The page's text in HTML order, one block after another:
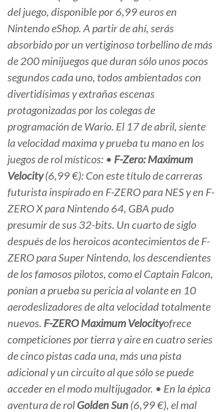
del juego, disponible por 6,99 euros en
Nintendo eShop. A partir de ahí, serás
absorbido por un vertiginoso torbellino de más
de 200 minijuegos que duran sólo unos pocos
segundos cada uno, todos ambientados con
divertidísimas y extrañas escenas
protagonizadas por los colegas de
programación de Wario. El 17 de abril, siente
la velocidad maxima y prueba tu mano en los
juegos de rol místicos: • F-Zero: Maximum
Velocity(6,99 €): Con este título de carreras
futurista inspirado en F-ZERO para NES y en F-
ZERO X para Nintendo 64, GBA pudo
presumir de sus 32-bits. Un cuarto de siglo
después de los heroicos acontecimientos de F-
ZERO para Super Nintendo, los descendientes
de los famosos pilotos, como el Captain Falcon,
ponían a prueba su pericia al volante en 10
aerodeslizadores de alta velocidad totalmente
nuevos. F-ZERO Maximum Velocityofrece
competiciones por tierra y aire en cuatro series
de cinco pistas cada una, más una pista
adicional y un circuito al que sólo se puede
acceder en el modo multijugador. • En la épica
aventura de rolGolden Sun(6,99 €), el mal